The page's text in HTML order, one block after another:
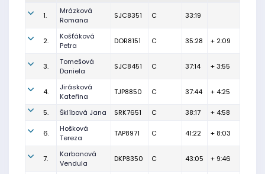
1.
Mrázková
Romana
SJC8351 C 33:19
2.
Košťáková
Petra
DOR8151 C 35:28 + 2:09
3.
Tomešová
Daniela
SJC8451 C 37:14 + 3:55
4.
Jirásková
Kateřina
TJP8850 C 37:44 + 4:25
5. Šklíbová Jana SRK7651 C 38:17 + 4:58
6.
Hošková
Tereza
TAP8971 C 41:22 + 8:03
7.
Karbanová
Vendula
DKP8350 C 43:05 + 9:46